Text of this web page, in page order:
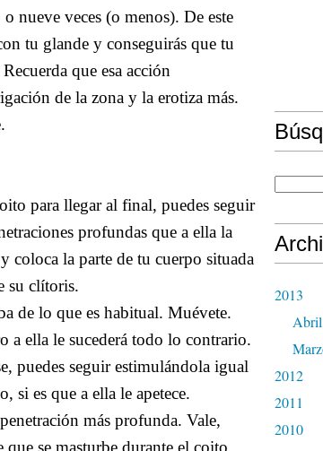
nueve veces (o menos). De este
tu glande y conseguirás que tu
que esa acción
de la zona y la erotiza más.
para llegar al final, puedes seguir
profundas que a ella la
coloca la parte de tu cuerpo situada
su clítoris.
de lo que es habitual. Muévete.
a ella le sucederá todo lo contrario.
puedes seguir estimulándola igual
si es que a ella le apetece.
más profunda. Vale,
se masturbe durante el coito.
2013
Abril
2012
2011
2010